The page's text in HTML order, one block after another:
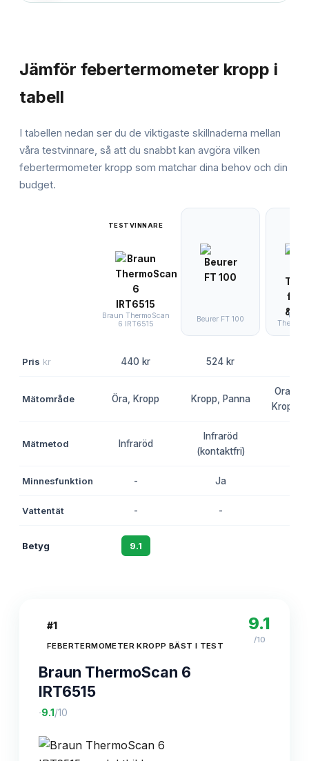
Jämför febertermometer kropp i
tabell
I tabellen nedan ser du de viktigaste skillnaderna mellan
våra testvinnare, så att du snabbt kan avgöra vilken
febertermometer kropp som matchar dina behov och din
budget.
TESTVINNARE
Braun ThermoScan
6 IRT6515
Beurer FT 100
Telfo
Pris kr 440 kr 524 kr
Mätområde Öra, Kropp Kropp, Panna
Oralt,
Kropp,
Mätmetod Infraröd
Infraröd
(kontaktfri)
Minnesfunktion - Ja
Vattentät - -
Betyg 9.1
#1
FEBERTERMOMETER KROPP BÄST I TEST
Braun ThermoScan 6
IRT6515
·9.1 /10
9.1
/10